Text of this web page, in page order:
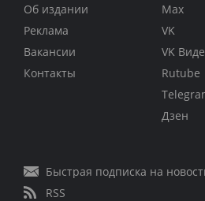
Об издании
Реклама
Вакансии
Контакты
Max
VK
VK
Rutube
Дзен
Быстрая подписка на
RSS